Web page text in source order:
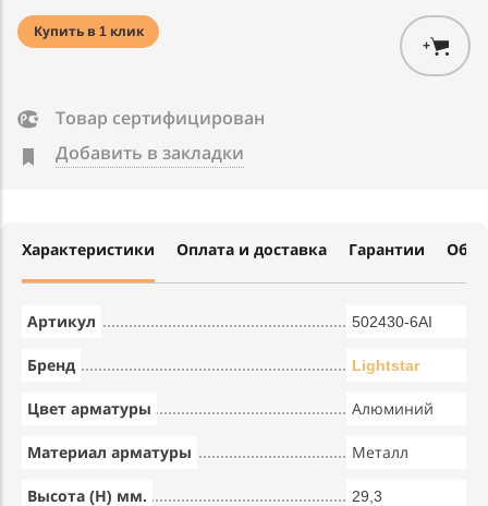
+
Купить в 1 клик
Товар сертифицирован
Добавить в закладки
Характеристики Оплата и доставка Гарантии
Артикул 502430-6AI
Бренд Lightstar
Цвет арматуры Алюминий
Материал арматуры Металл
Высота (Н) мм. 29,3